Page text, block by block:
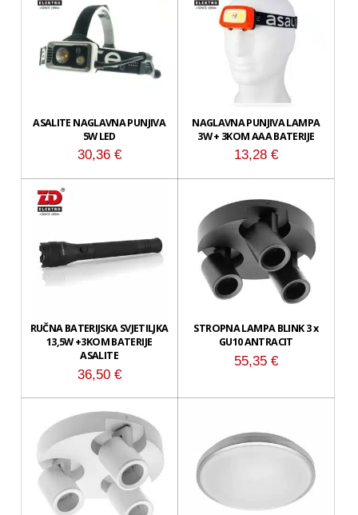
ASALITE NAGLAVNA PUNJIVA
5W LED
30,36 €
NAGLAVNA PUNJIVA LAMPA
3W + 3KOM AAA BATERIJE
13,28€
RUČNA BATERIJSKA SVJETILJKA
13,5W +3KOM BATERIJE
ASALITE
36,50 €
STROPNA LAMPA BLINK 3 x
GU10 ANTRACIT
55,35€